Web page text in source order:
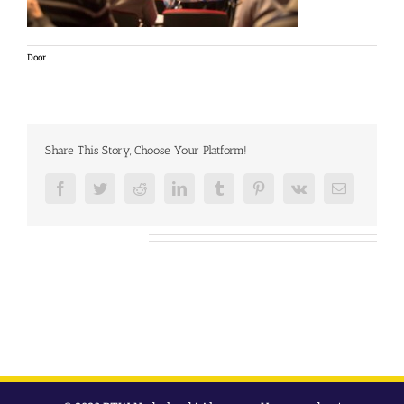
Door
Share This Story, Choose Your Platform!
FacebookTwitterRedditLinkedInTumblr PinterestVk
E-